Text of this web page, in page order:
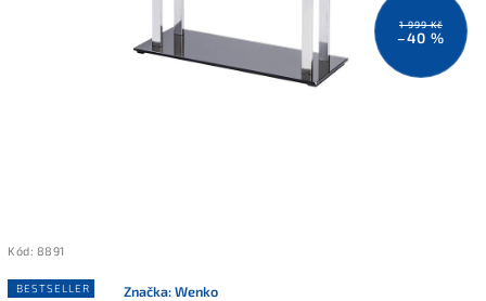
1 999 Kč
–40 %
Kód: 8891
BESTSELLER Značka:Wenko